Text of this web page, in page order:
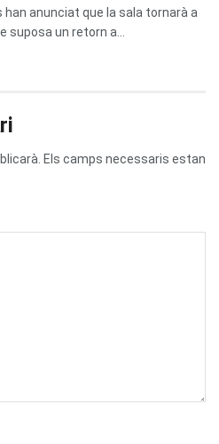
anunciat que la sala tornarà a
suposa un retorn a...
Els camps necessaris estan